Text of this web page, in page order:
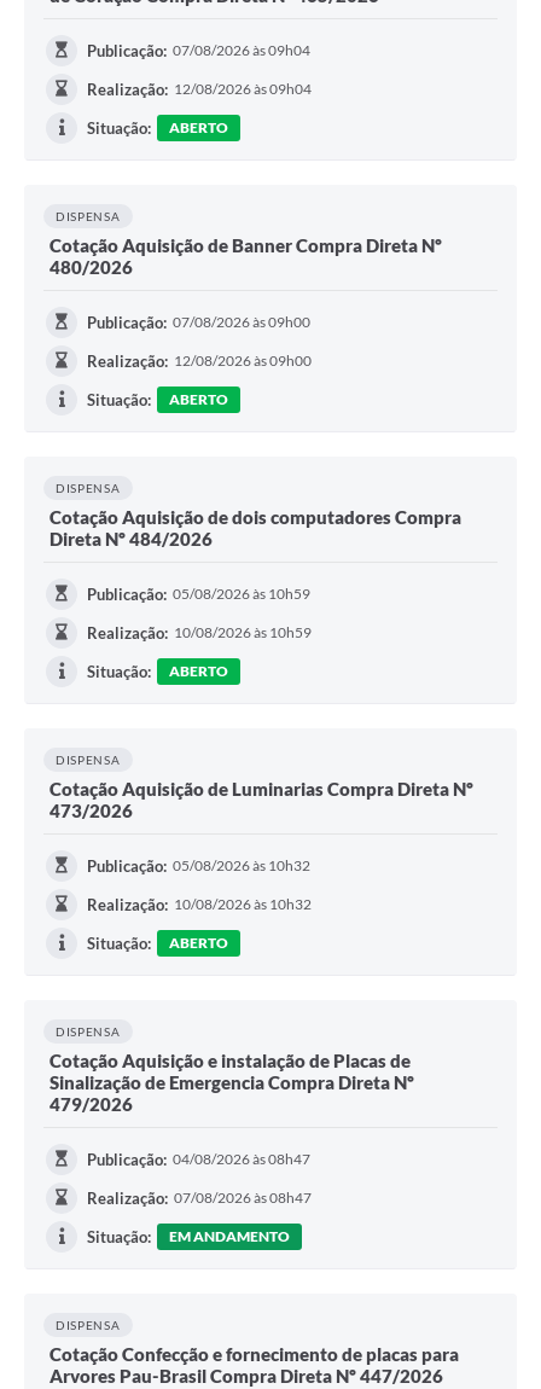
Publicação: 07/08/2026 às 09h04
Realização: 12/08/2026 às 09h04
Situação: ABERTO
DISPENSA
Cotação Aquisição de Banner Compra Direta Nº
480/2026
Publicação: 07/08/2026 às 09h00
Realização: 12/08/2026 às 09h00
Situação: ABERTO
DISPENSA
Cotação Aquisição de dois computadores Compra
Direta Nº 484/2026
Publicação: 05/08/2026 às 10h59
Realização: 10/08/2026 às 10h59
Situação: ABERTO
DISPENSA
Cotação Aquisição de Luminarias Compra Direta Nº
473/2026
Publicação: 05/08/2026 às 10h32
Realização: 10/08/2026 às 10h32
Situação: ABERTO
DISPENSA
Cotação Aquisição e instalação de Placas de
Sinalização de Emergencia Compra Direta Nº
479/2026
Publicação: 04/08/2026 às 08h47
Realização: 07/08/2026 às 08h47
Situação: EM ANDAMENTO
DISPENSA
Cotação Confecção e fornecimento de placas para
Arvores Pau-Brasil Compra Direta Nº 447/2026